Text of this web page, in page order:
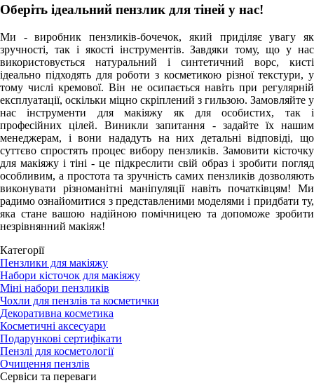
Оберіть ідеальний пензлик для тіней у нас!
Ми - виробник пензликів-бочечок, який приділяє увагу як
зручності, так і якості інструментів. Завдяки тому, що у нас
використовується натуральний і синтетичний ворс, кисті
ідеально підходять для роботи з косметикою різної текстури, у
тому числі кремової. Він не осипається навіть при регулярній
експлуатації, оскільки міцно скріплений з гильзою. Замовляйте у
нас інструменти для макіяжу як для особистих, так і
професійних цілей. Виникли запитання - задайте їх нашим
менеджерам, і вони нададуть на них детальні відповіді, що
суттєво спростять процес вибору пензликів. Замовити кісточку
для макіяжу і тіні - це підкреслити свій образ і зробити погляд
особливим, а простота та зручність самих пензликів дозволяють
виконувати різноманітні маніпуляції навіть початківцям! Ми
радимо ознайомитися з представленими моделями і придбати ту,
яка стане вашою надійною помічницею та допоможе зробити
незрівнянний макіяж!
Категорії
Пензлики для макіяжу
Набори кісточок для макіяжу
Міні набори пензликів
Чохли для пензлів та косметички
Декоративна косметика
Косметичні аксесуари
Подарункові сертифікати
Пензлі для косметології
Очищення пензлів
Сервіси та переваги